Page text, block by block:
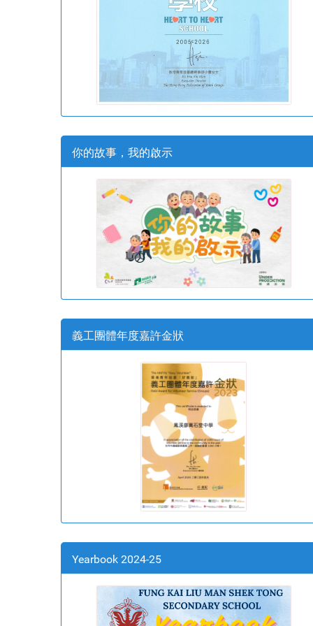
你的故事，我的啟示
義工團體年度嘉許金狀
Yearbook 2024-25